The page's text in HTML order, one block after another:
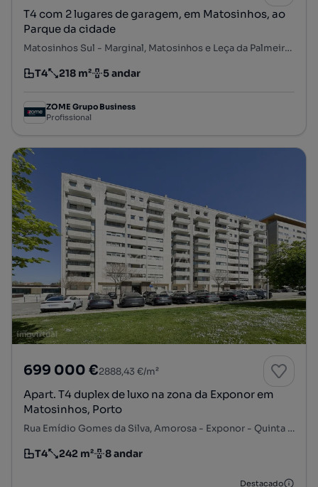
T4 com 2 lugares de garagem, em Matosinhos, ao
Parque da cidade
Matosinhos Sul - Marginal, Matosinhos e Leça da Palmeira, Matosinhos, Porto
Tipologia
T4
Preço por metro quadrado
218 m²
Andar 5 andar
ZOME Grupo Business
Profissional
699 000 €2888,43 €/m²
Apart. T4 duplex de luxo na zona da Exponor em
Matosinhos, Porto
Rua Emídio Gomes da Silva, Amorosa - Exponor - Quinta da Conceição, Matosinhos e Leça da Palmeira, Matosinhos, Porto
Tipologia
T4
Preço por metro quadrado
242 m²
Andar 8 andar
Destacado